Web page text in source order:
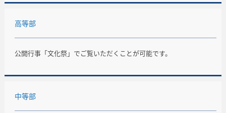
高等部
公開行事「文化祭」でご覧いただくことが可能です。
中等部